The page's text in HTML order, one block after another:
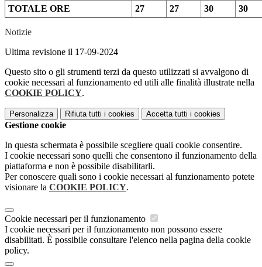
TOTALE ORE 27 27 30 30
Notizie
Ultima revisione il 17-09-2024
Questo sito o gli strumenti terzi da questo utilizzati si avvalgono di
cookie necessari al funzionamento ed utili alle finalità illustrate nella
COOKIE POLICY.
Personalizza Rifiuta tutti i cookies Accetta tutti i cookies
Gestione cookie
In questa schermata è possibile scegliere quali cookie consentire.
I cookie necessari sono quelli che consentono il funzionamento della
piattaforma e non è possibile disabilitarli.
Per conoscere quali sono i cookie necessari al funzionamento potete
visionare la COOKIE POLICY.
Cookie necessari per il funzionamento
I cookie necessari per il funzionamento non possono essere
disabilitati. È possibile consultare l'elenco nella pagina della cookie
policy.